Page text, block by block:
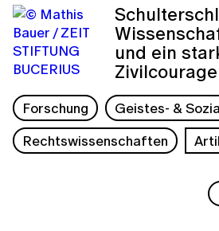
und ein
Zivilcourage
Forschung
Geistes- &
Rechtswissenschaften